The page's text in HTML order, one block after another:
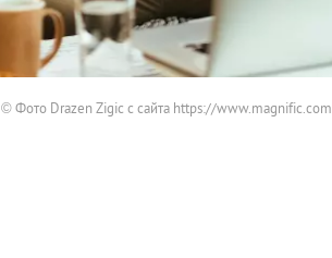
© Фото Drazen Zigic с сайта https://www.magnific.com